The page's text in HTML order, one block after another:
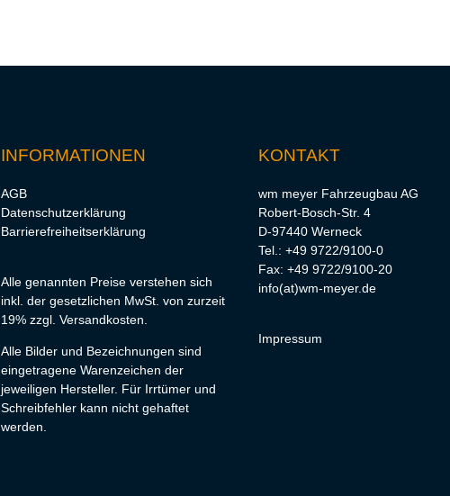
INFORMATIONEN
AGB
Datenschutzerklärung
Barrierefreiheitserklärung
Alle genannten Preise verstehen sich
inkl. der gesetzlichen MwSt. von zurzeit
19% zzgl. Versandkosten
Alle Bilder und Bezeichnungen sind
eingetragene Warenzeichen der
jeweiligen Hersteller. Für Irrtümer und
Schreibfehler kann nicht gehaftet
werden.
KONTAKT
wm meyer Fahrzeugbau AG
Robert-Bosch-Str. 4
D-97440 Werneck
Tel.: +49 9722/9100-0
Fax: +49 9722/9100-20
info(at)wm-meyer.de
Impressum